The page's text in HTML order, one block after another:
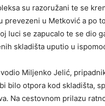
su razoružani te se
prevezeni u Metković a po
luci se zapucalo te se dio
skladišta uputio u
vodio Miljenko Jelić,
bilo otpora kod skladišta,
Na cestovnom prilazu